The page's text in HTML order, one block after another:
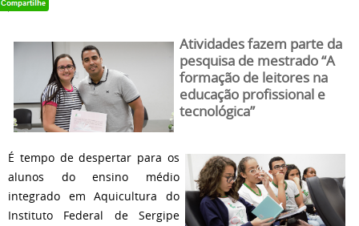
Atividades fazem parte da
pesquisa de mestrado “A
formação de leitores na
educação profissional e
tecnológica”
É tempo de despertar para os
alunos do ensino médio
integrado em Aquicultura do
Instituto Federal de Sergipe